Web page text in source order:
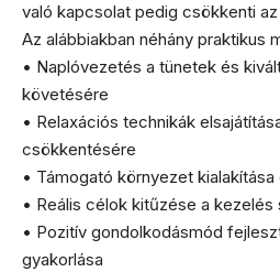
való kapcsolat pedig csökkenti
Az alábbiakban néhány praktikus
• Naplóvezetés a tünetek és
követésére
• Relaxációs technikák
csökkentésére
• Támogató környezet
• Reális célok kitűzése a kezelés
• Pozitív gondolkodásmód
gyakorlása